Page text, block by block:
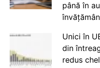
până în
Unici în
din
redus